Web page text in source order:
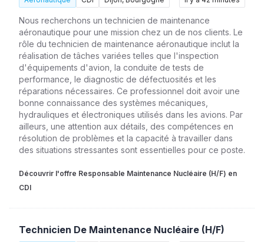
Nous recherchons un technicien de maintenance
aéronautique pour une mission chez un de nos clients. Le
rôle du technicien de maintenance aéronautique inclut la
réalisation de tâches variées telles que l'inspection
d'équipements d'avion, la conduite de tests de
performance, le diagnostic de défectuosités et les
réparations nécessaires. Ce professionnel doit avoir une
bonne connaissance des systèmes mécaniques,
hydrauliques et électroniques utilisés dans les avions. Par
ailleurs, une attention aux détails, des compétences en
résolution de problèmes et la capacité à travailler dans
des situations stressantes sont essentielles pour ce poste.
Découvrir l'offre Responsable Maintenance Nucléaire (H/F) en
CDI
Technicien De Maintenance Nucléaire (H/F)